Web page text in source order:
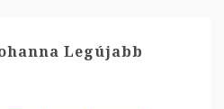
Legújabb